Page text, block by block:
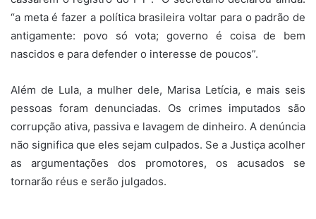
“a meta é fazer a política brasileira voltar para o padrão de
antigamente: povo só vota; governo é coisa de bem
nascidos e para defender o interesse de poucos”.
Além de Lula, a mulher dele, Marisa Letícia, e mais seis
pessoas foram denunciadas. Os crimes imputados são
corrupção ativa, passiva e lavagem de dinheiro. A denúncia
não significa que eles sejam culpados. Se a Justiça acolher
as argumentações dos promotores, os acusados se
tornarão réus e serão julgados.